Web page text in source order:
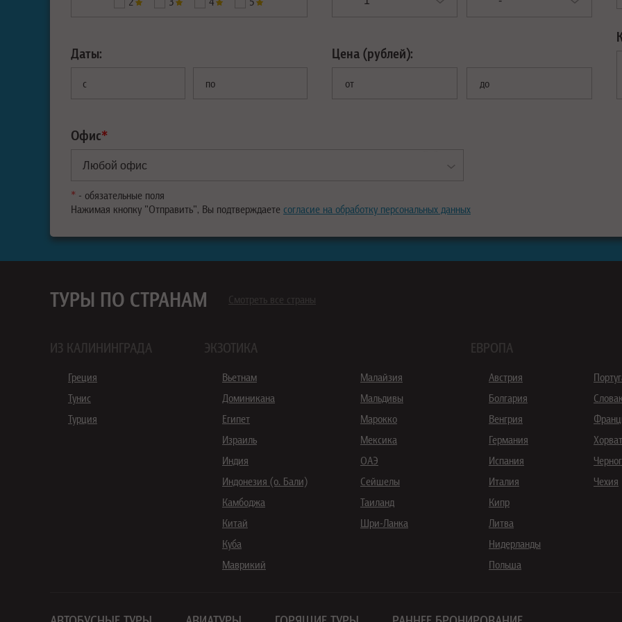
Даты:
с по
Цена (рублей):
от до
Офис*
* - обязательные поля
Нажимая кнопку "Отправить", Вы подтверждаете согласие на обработку персональных данных
ТУРЫ ПО СТРАНАМ Смотреть все страны
ИЗ КАЛИНИНГРАДА
Греция
Тунис
Турция
ЭКЗОТИКА
Вьетнам
Доминикана
Египет
Израиль
Индия
Индонезия (о. Бали)
Камбоджа
Китай
Куба
Маврикий
Малайзия
Мальдивы
Марокко
Мексика
ОАЭ
Сейшелы
Таиланд
Шри-Ланка
ЕВРОПА
Австрия
Болгария
Венгрия
Германия
Испания
Италия
Кипр
Литва
Нидерланды
Польша
Чехия